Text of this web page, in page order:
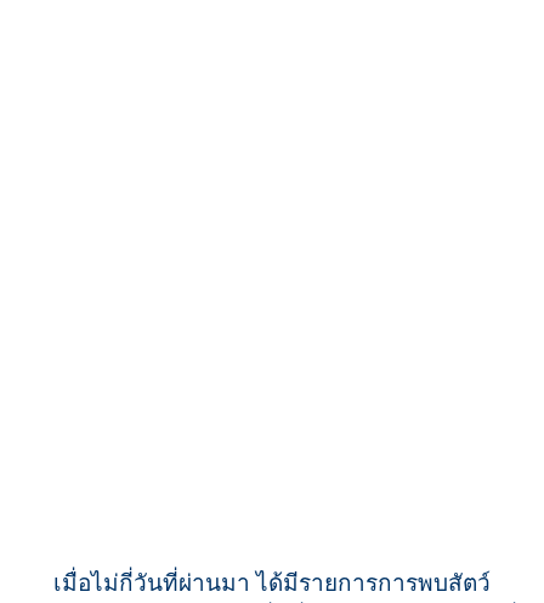
เมื่อไม่กี่วันที่ผ่านมา ได้มีรายการการพบสัตว์